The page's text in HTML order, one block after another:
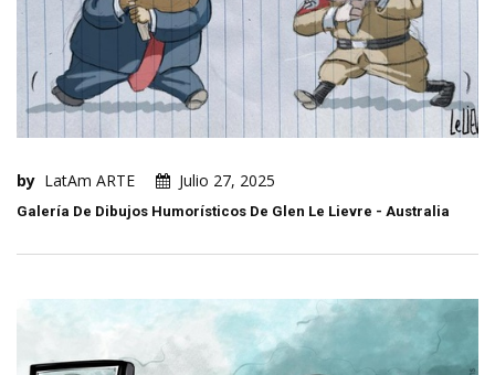
by LatAm ARTE Julio 27, 2025
Galería De Dibujos Humorísticos De Glen Le Lievre - Australia